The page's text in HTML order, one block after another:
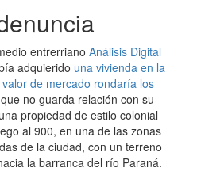
entrerriano Análisis Digital
adquierido una vivienda en la
de mercado rondaría los
no guarda relación con su
propiedad de estilo colonial
al 900, en una de las zonas
de la ciudad, con un terreno
la barranca del río Paraná.